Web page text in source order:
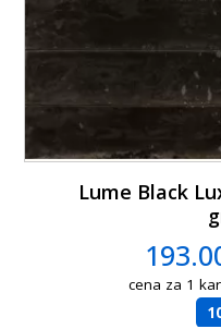
Lume Black
cena za 1